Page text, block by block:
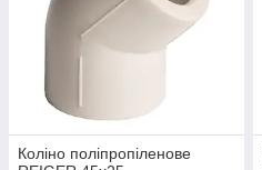
Коліно поліпропіленове